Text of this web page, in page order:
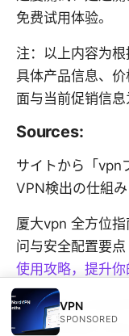
免费试用体验。
注：以上内容为根
具体产品信息、
面与当前促销信息
Sources:
サイトから「vpn
VPN検出の仕組
厦大vpn 全方位
问与安全配置要点
使用攻略，提升
How Many
the Numbers
VPN
SPONSORED